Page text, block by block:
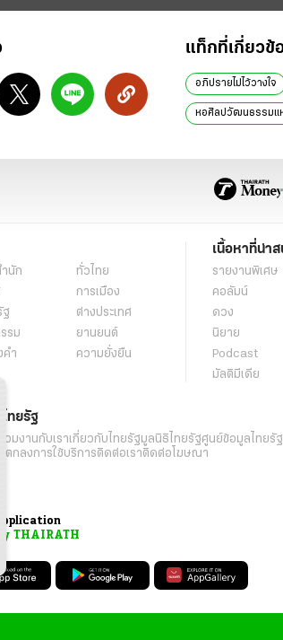
แท็กที่เกี่ยวข้
อภิปรายไม่ไว้วางใจ
หอศิลปวัฒนธรรมแ
นัก
ทั่วไทย
การเมือง
ฐ
ต่างประเทศ
รม
ยานยนต์
คำ
ความยั่งยืน
เนื้อหาที่น่าส
รายงานพิเศษ
คอลัมน์
ดวง
นิยาย
Podcast
มัลติมีเดีย
ทยรัฐ
ร่วมงานกับเราเกี่ยวกับไทยรัฐมูลนิธิไทยรัฐศูนย์ข้อมูลไทยรัฐ
ตกลงการใช้บริการติดต่อเราติดต่อโฆษณา
THAIRATH